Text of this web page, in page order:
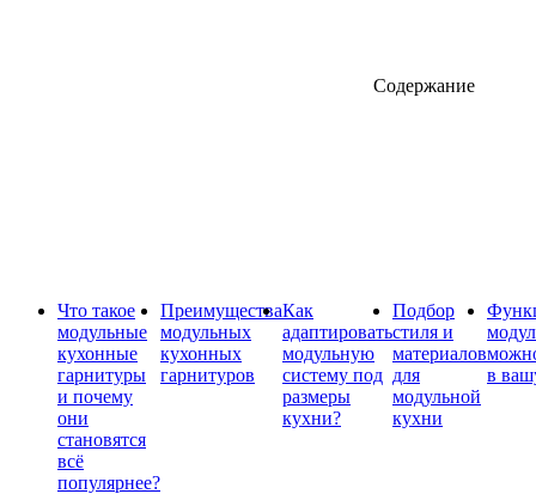
Содержание
Что такое
модульные
кухонные
гарнитуры
и почему
они
становятся
всё
популярнее?
Преимущества
модульных
кухонных
гарнитуров
Как
адаптировать
модульную
систему под
размеры
кухни?
Подбор
стиля и
материалов
для
модульной
кухни
в